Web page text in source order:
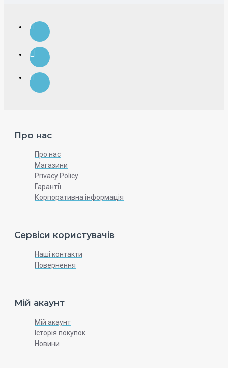
Про нас
Про нас
Магазини
Privacy Policy
Гарантії
Корпоративна інформація
Сервіси користувачів
Наші контакти
Повернення
Мій акаунт
Мій акаунт
Історія покупок
Новини